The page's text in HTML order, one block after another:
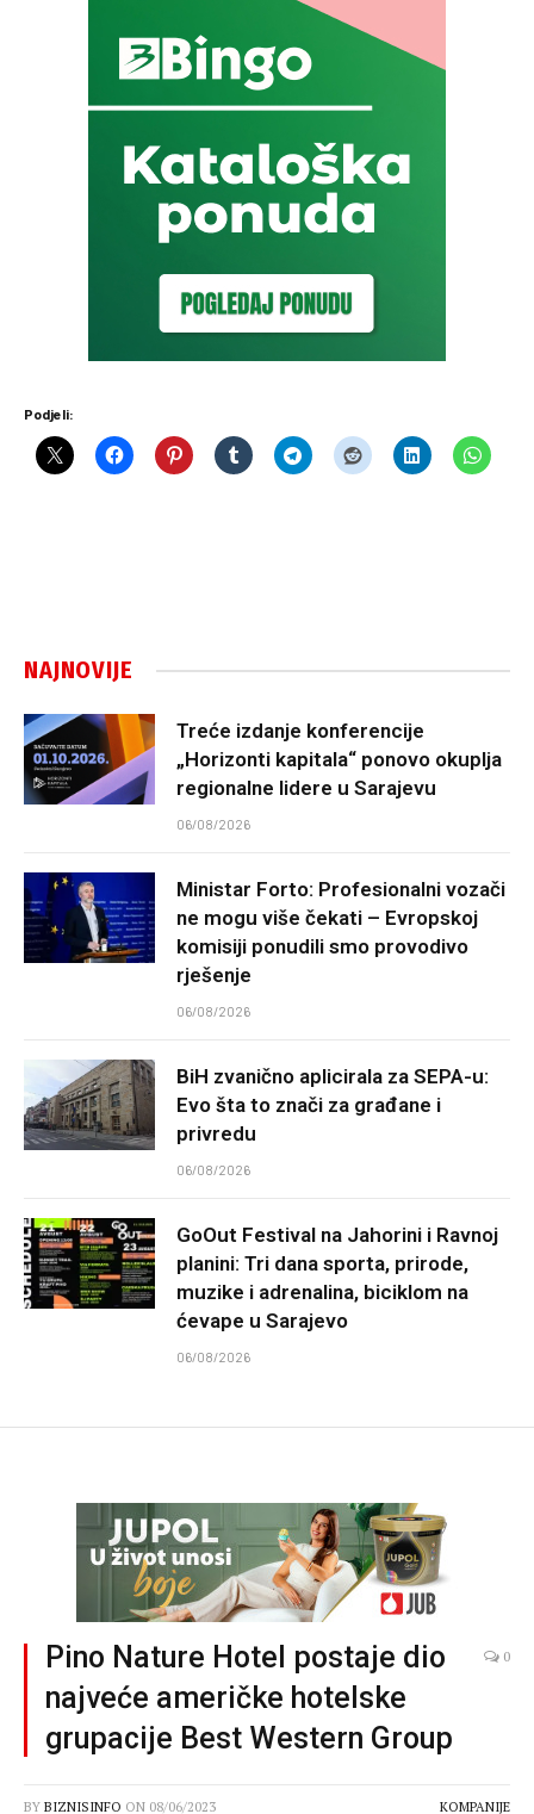
Podjeli:
NAJNOVIJE
Treće izdanje konferencije
„Horizonti kapitala“ ponovo okuplja
regionalne lidere u Sarajevu
06/08/2026
Ministar Forto: Profesionalni vozači
ne mogu više čekati – Evropskoj
komisiji ponudili smo provodivo
rješenje
06/08/2026
BiH zvanično aplicirala za SEPA-u:
Evo šta to znači za građane i
privredu
06/08/2026
GoOut Festival na Jahorini i Ravnoj
planini: Tri dana sporta, prirode,
muzike i adrenalina, biciklom na
ćevape u Sarajevo
06/08/2026
Pino Nature Hotel postaje dio
najveće američke hotelske
grupacije Best Western Group
0
BY BIZNISINFO ON 08/06/2023 KOMPANIJE